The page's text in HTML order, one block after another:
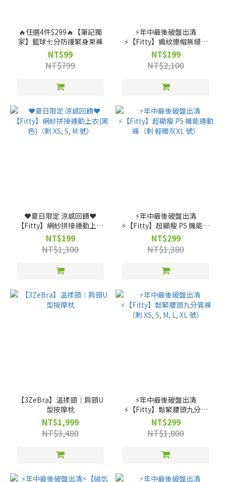
🔥任選4件$299🔥【筆記獨
家】籃球七分防撞緊身束褲
NT$99
NT$799
⚡️年中最後破盤出清
⚡️【Fitty】織紋連帽無縫外
套-灰紫/灰黑（剩 XS 號）
NT$199
NT$2,100
❤️夏日限定 涼感回饋❤️
【Fitty】網紗拼接運動上衣
(黑色)（剩 XS, S, M 號）
NT$199
NT$1,300
⚡️年中最後破盤出清
⚡️【Fitty】超顯瘦 PS 機能運
動褲（剩 輕暖灰XL 號）
NT$299
NT$1,380
【3ZeBra】溫揉頸｜肩頸U
型按摩枕
NT$1,999
NT$3,480
⚡️年中最後破盤出清
⚡️【Fitty】鬆緊腰頭九分寬
褲（剩 XS, S, M, L, XL 號）
NT$299
NT$1,800